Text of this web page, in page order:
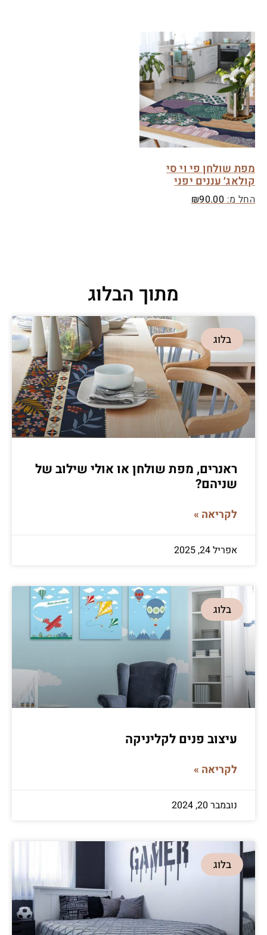
מפת שולחן פי וי סי
קולאג׳ עננים יפני
החל מ: ₪90.00
מתוך הבלוג
בלוג
ראנרים, מפת שולחן או אולי שילוב של
שניהם?
לקריאה »
אפריל 24, 2025
בלוג
עיצוב פנים לקליניקה
לקריאה »
נובמבר 20, 2024
בלוג